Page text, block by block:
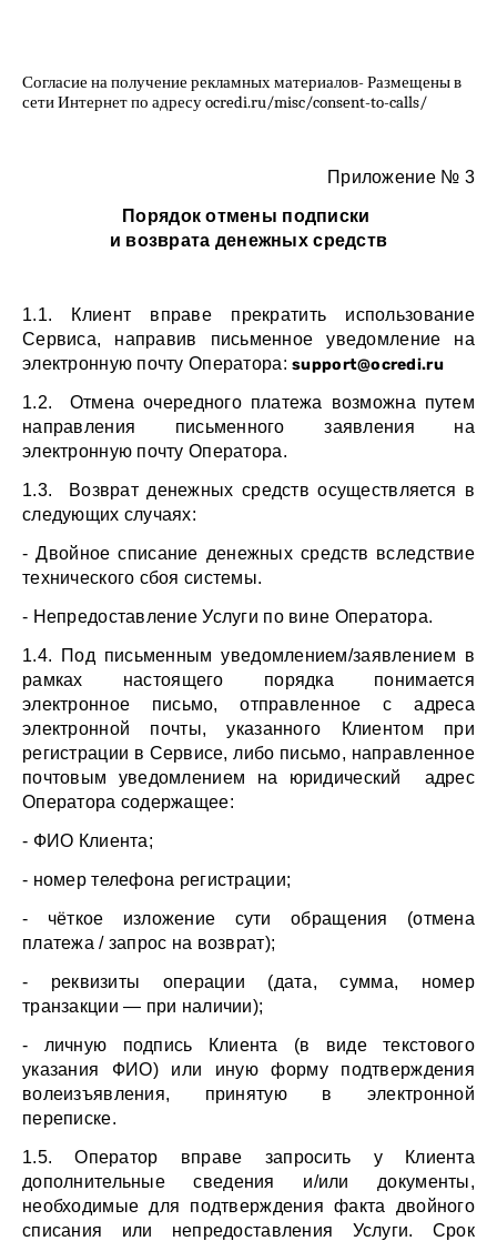
Согласие на получение рекламных материалов- Размещены в
сети Интернет по адресуocredi.ru/misc/consent-to-calls/
Приложение № 3
Порядок отмены подписки
и возврата денежных средств
1.1. Клиент вправе прекратить использование
Сервиса, направив письменное уведомление на
электронную почту Оператора: support@ocredi.ru
1.2.  Отмена очередного платежа возможна путем
направления письменного заявления на
электронную почту Оператора.
1.3.  Возврат денежных средств осуществляется в
следующих случаях:
- Двойное списание денежных средств вследствие
технического сбоя системы.
- Непредоставление Услуги по вине Оператора.
1.4. Под письменным уведомлением/заявлением в
рамках настоящего порядка понимается
электронное письмо, отправленное с адреса
электронной почты, указанного Клиентом при
регистрации в Сервисе, либо письмо, направленное
почтовым уведомлением на юридический  адрес
Оператора содержащее:
- ФИО Клиента;
- номер телефона регистрации;
- чёткое изложение сути обращения (отмена
платежа / запрос на возврат);
- реквизиты операции (дата, сумма, номер
транзакции — при наличии);
- личную подпись Клиента (в виде текстового
указания ФИО) или иную форму подтверждения
волеизъявления, принятую в электронной
переписке.
1.5. Оператор вправе запросить у Клиента
дополнительные сведения и/или документы,
необходимые для подтверждения факта двойного
списания или непредоставления Услуги. Срок